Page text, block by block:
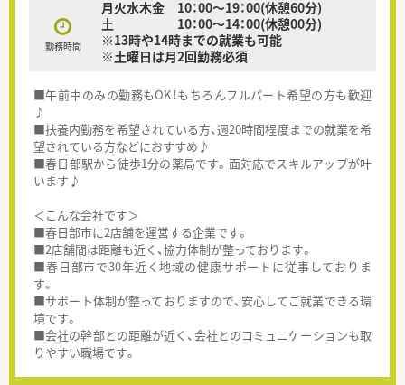
勤務時間
月火水木金 10：00～19：00(休憩60分)
土 10：00～14：00(休憩00分)
※13時や14時までの就業も可能
※土曜日は月2回勤務必須
■午前中のみの勤務もOK！もちろんフルパート希望の方も歓迎
♪
■扶養内勤務を希望されている方、週20時間程度までの就業を希
望されている方などにおすすめ♪
■春日部駅から徒歩1分の薬局です。面対応でスキルアップが叶
います♪
＜こんな会社です＞
■春日部市に2店舗を運営する企業です。
■2店舗間は距離も近く、協力体制が整っております。
■春日部市で30年近く地域の健康サポートに従事しておりま
す。
■サポート体制が整っておりますので、安心してご就業できる環
境です。
■会社の幹部との距離が近く、会社とのコミュニケーションも取
りやすい職場です。